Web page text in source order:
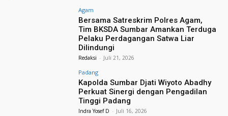
Agam
Bersama Satreskrim Polres Agam,
Tim BKSDA Sumbar Amankan Terduga
Pelaku Perdagangan Satwa Liar
Dilindungi
Redaksi - Juli 21, 2026
Padang
Kapolda Sumbar Djati Wiyoto Abadhy
Perkuat Sinergi dengan Pengadilan
Tinggi Padang
Indra Yosef D - Juli 16, 2026